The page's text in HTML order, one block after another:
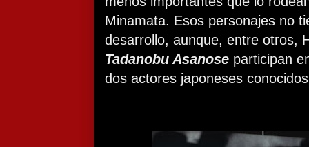
Minamata. Esos personajes no
desarrollo, aunque, entre otros,
Tadanobu Asanose participan
dos actores japoneses